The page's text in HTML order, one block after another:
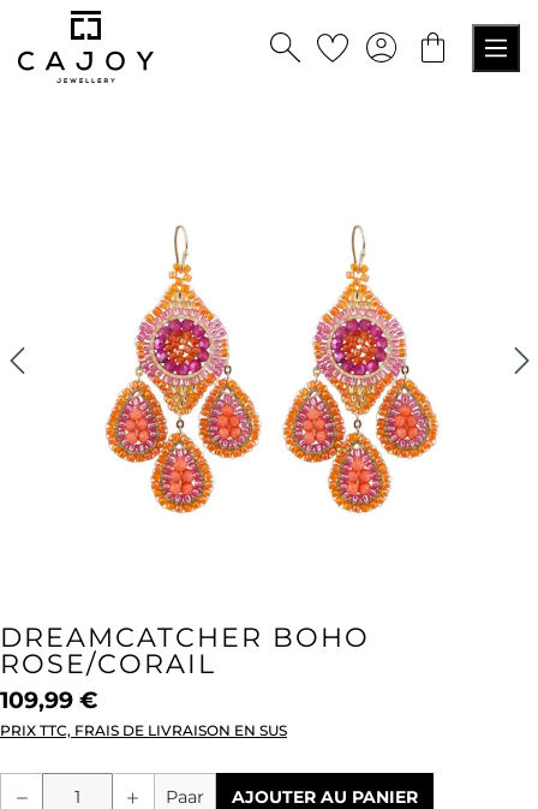
principal
DREAMCATCHER BOHO
ROSE/CORAIL
109,99 €
PRIX TTC, FRAIS DE LIVRAISON EN SUS
Quantité de produit : Entrez la
Paar AJOUTER AU PANIER